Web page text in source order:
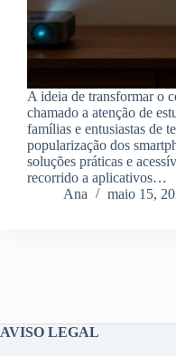
A ideia de transformar o
chamado a atenção de
famílias e entusiastas de
popularização dos
soluções práticas e
recorrido a aplicativos…
Ana
maio 15,
AVISO LEGAL